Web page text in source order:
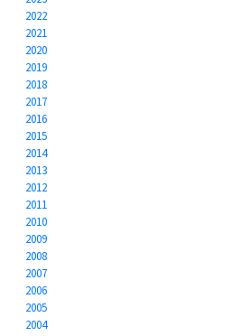
2022
2021
2020
2019
2018
2017
2016
2015
2014
2013
2012
2011
2010
2009
2008
2007
2006
2005
2004